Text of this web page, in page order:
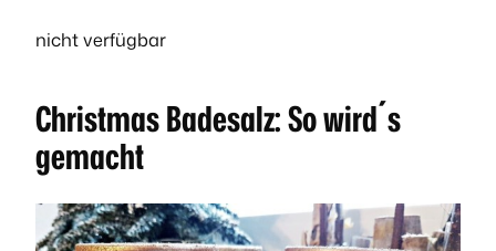
nicht verfügbar
Christmas Badesalz: So wird´s
gemacht